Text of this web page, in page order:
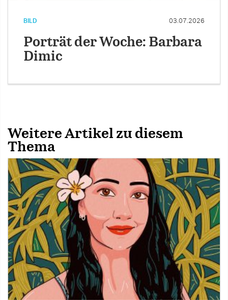
BILD 03.07.2026
Porträt der Woche: Barbara
Dimic
Weitere Artikel zu diesem
Thema